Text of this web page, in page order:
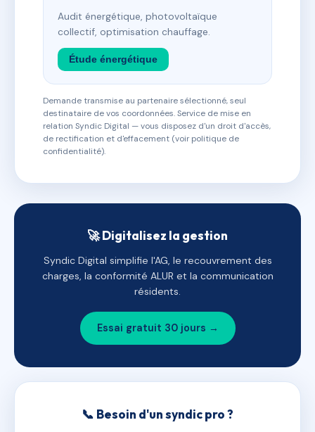
Audit énergétique, photovoltaïque
collectif, optimisation chauffage.
Étude énergétique
Demande transmise au partenaire sélectionné, seul
destinataire de vos coordonnées. Service de mise en
relation Syndic Digital — vous disposez d'un droit d'accès,
de rectification et d'effacement (voir politique de
confidentialité).
🚀 Digitalisez la gestion
Syndic Digital simplifie l'AG, le recouvrement des
charges, la conformité ALUR et la communication
résidents.
Essai gratuit 30 jours →
📞 Besoin d'un syndic pro ?